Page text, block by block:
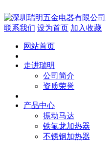
联系我们 设为首页 加入收藏
网站首页
走进瑞明
公司简介
资质荣誉
产品中心
振动马达
铁氟龙加热器
不锈钢加热器